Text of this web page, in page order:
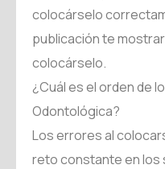
colocárselo
publicación te
colocárselo.
¿Cuál es el orden de
Odontológica?
Los errores al
reto constante en los